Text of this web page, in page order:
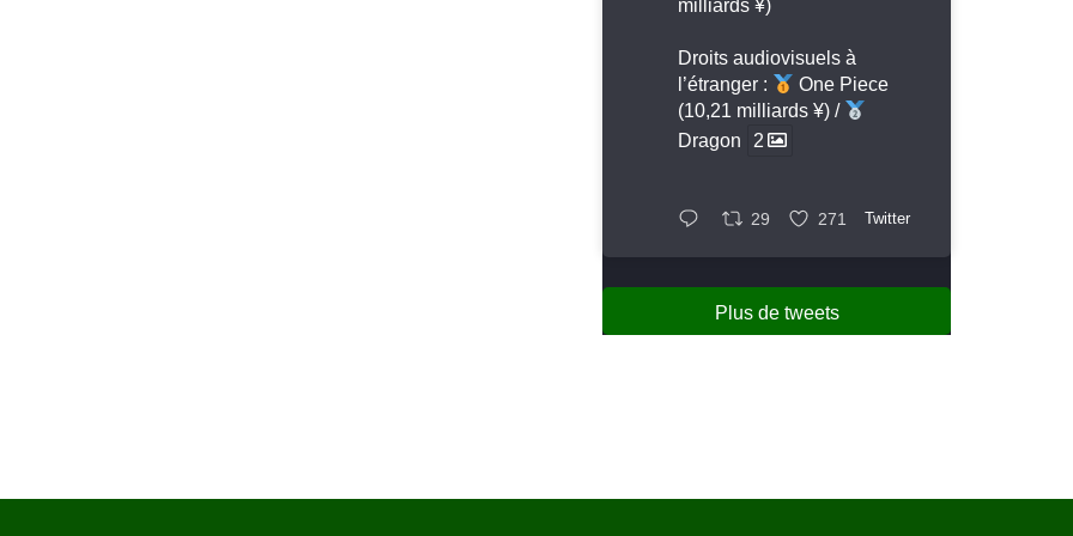
milliards ¥)
Droits audiovisuels à
l’étranger :
One Piece
(10,21 milliards ¥) /
Dragon
2
29 271 Twitter
Plus de tweets